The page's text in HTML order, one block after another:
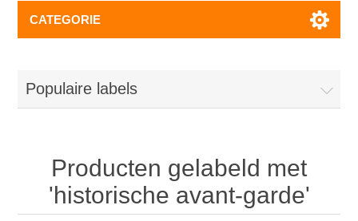
CATEGORIE
Populaire labels
Producten gelabeld met
'historische avant-garde'